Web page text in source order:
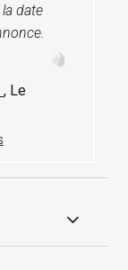
date
, Le